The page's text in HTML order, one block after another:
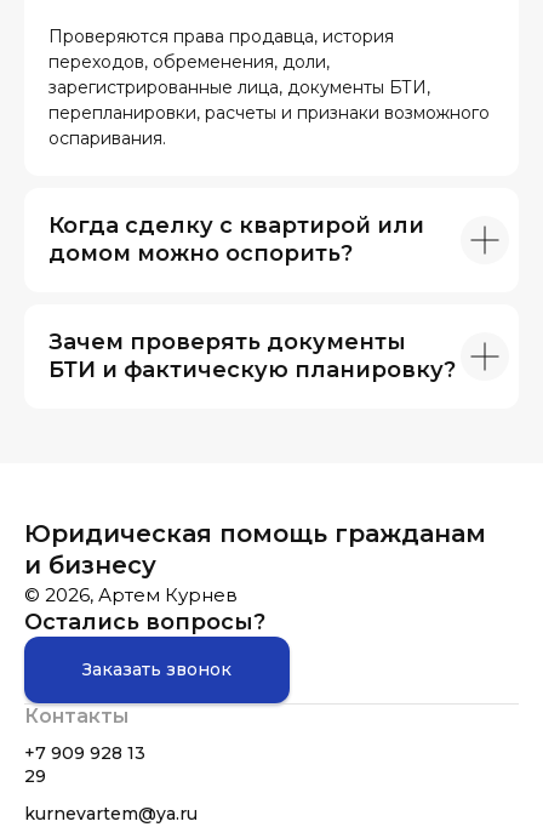
Проверяются права продавца, история
переходов, обременения, доли,
зарегистрированные лица, документы БТИ,
перепланировки, расчеты и признаки возможного
оспаривания.
Когда сделку с квартирой или
домом можно оспорить?
Зачем проверять документы
БТИ и фактическую планировку?
Юридическая помощь гражданам
и бизнесу
© 2026, Артем Курнев
Остались вопросы?
Заказать звонок
Контакты
+7 909 928 13
29
kurnevartem@ya.ru